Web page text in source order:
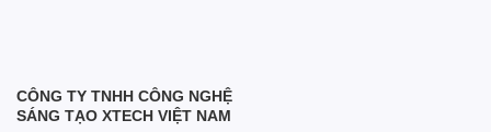
CÔNG TY TNHH CÔNG NGHỆ
SÁNG TẠO XTECH VIỆT NAM